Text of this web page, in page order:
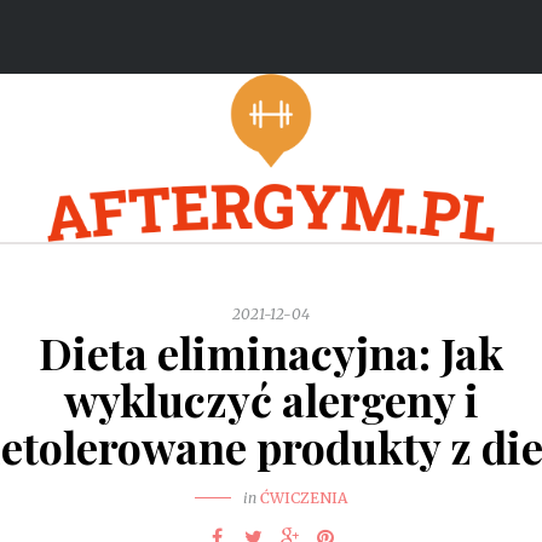
2021-12-04
Dieta eliminacyjna: Jak
wykluczyć alergeny i
produkty z
in ĆWICZENIA